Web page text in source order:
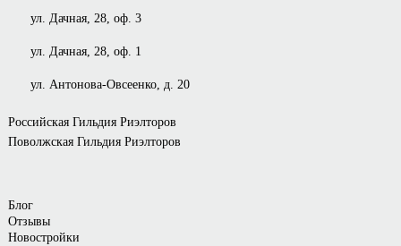
ул. Дачная, 28, оф. 3
ул. Дачная, 28, оф. 1
ул. Антонова-Овсеенко, д. 20
Российская Гильдия Риэлторов
Поволжская Гильдия Риэлторов
Блог
Отзывы
Новостройки